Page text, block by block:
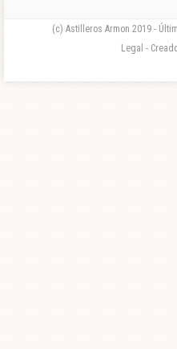
(c) Astilleros Armon 2019 -
Legal -